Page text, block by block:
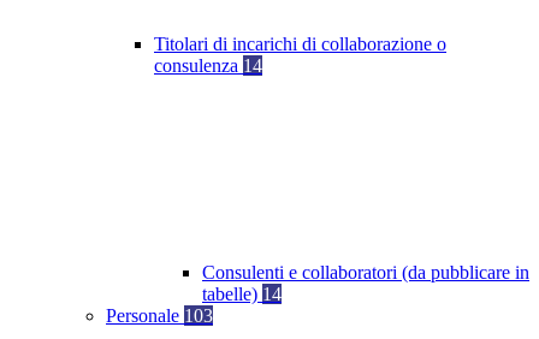
Titolari di incarichi di collaborazione o
consulenza 14
Consulenti e collaboratori (da pubblicare in
tabelle) 14
Personale 103